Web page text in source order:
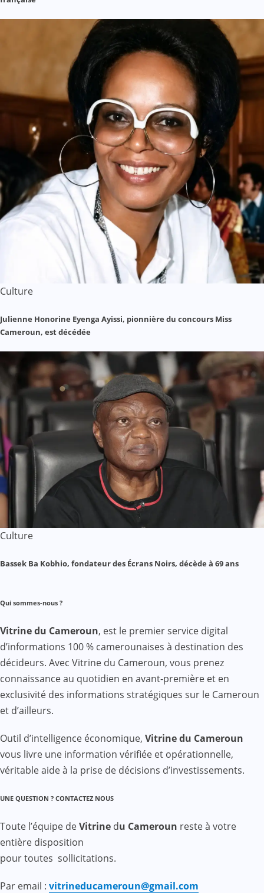
Culture
Julienne Honorine Eyenga Ayissi, pionnière du concours Miss
Cameroun, est décédée
Culture
Bassek Ba Kobhio, fondateur des Écrans Noirs, décède à 69 ans
Qui sommes-nous ?
Vitrine du Cameroun, est le premier service digital
d’informations 100 % camerounaises à destination des
décideurs. Avec Vitrine du Cameroun, vous prenez
connaissance au quotidien en avant-première et en
exclusivité des informations stratégiques sur le Cameroun
et d’ailleurs.
Outil d’intelligence économique, Vitrine du Cameroun
vous livre une information vérifiée et opérationnelle,
véritable aide à la prise de décisions d’investissements.
UNE QUESTION ? CONTACTEZ NOUS
Toute l’équipe deVitrine du Cameroun reste à votre
entière disposition
pour toutes sollicitations.
Par email : vitrineducameroun@gmail.com